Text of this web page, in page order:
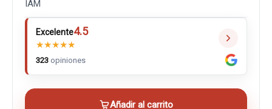
IAM
Excelente4.5
★★★★★
323 opiniones
Añadir al carrito